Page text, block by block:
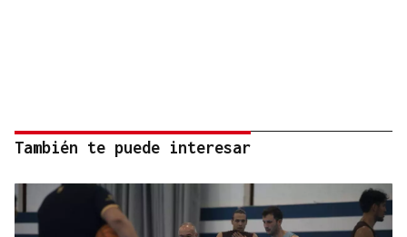
También te puede interesar